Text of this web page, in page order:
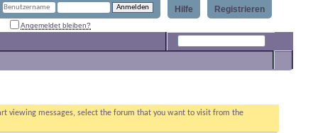
Registrieren
Hilfe
Angemeldet bleiben?
viewing messages, select the forum that you want to visit from the